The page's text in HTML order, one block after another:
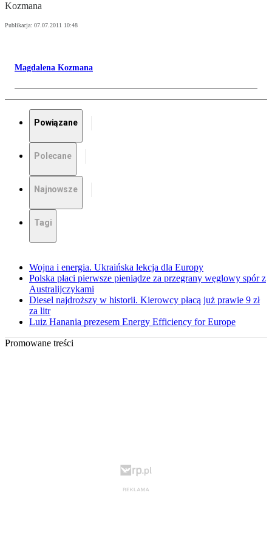
Kozmana
Publikacja: 07.07.2011 10:48
Magdalena Kozmana
Powiązane
Polecane
Najnowsze
Tagi
Wojna i energia. Ukraińska lekcja dla Europy
Polska płaci pierwsze pieniądze za przegrany węglowy spór z
Australijczykami
Diesel najdroższy w historii. Kierowcy płacą już prawie 9 zł
za litr
Luiz Hanania prezesem Energy Efficiency for Europe
Promowane treści